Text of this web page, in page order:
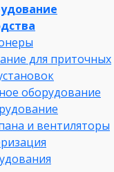
для приточных
оборудование
и вентиляторы